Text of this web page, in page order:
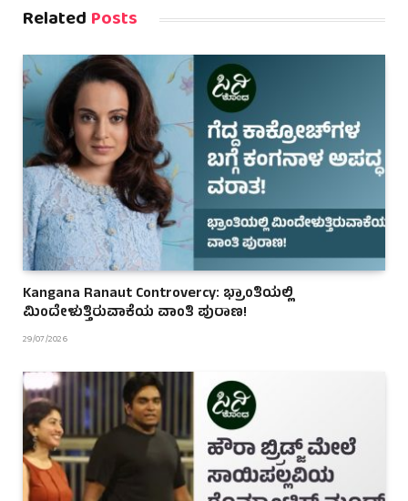
Related Posts
Kangana Ranaut Controvercy: ಭ್ರಾಂತಿಯಲ್ಲಿ
ಮಿಂದೇಳುತ್ತಿರುವಾಕೆಯ ವಾಂತಿ ಪುರಾಣ!
29/07/2026